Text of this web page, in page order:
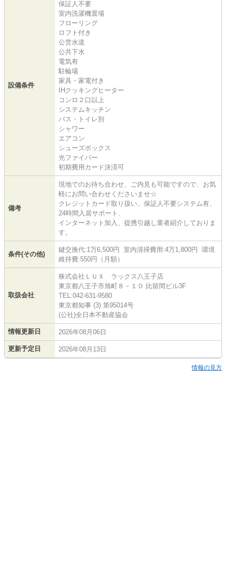
設備条件
保証人不要
室内洗濯機置場
フローリング
ロフト付き
公営水道
公共下水
電気有
駐輪場
家具・家電付き
IHクッキングヒーター
コンロ２口以上
システムキッチン
バス・トイレ別
シャワー
エアコン
シューズボックス
光ファイバー
初期費用カード決済可
備考
現地でのお待ち合わせ、ご内見も可能ですので、お気
軽にお問い合わせくださいませ☆
クレジットカード取り扱い、保証人不要システム有、
24時間入居サポート、
インターネット加入、提携引越し業者紹介しておりま
す。
条件(その他)
鍵交換代:1万6,500円 室内清掃費用:4万1,800円 環境
維持費:550円（月額）
取扱会社
株式会社ＬＵＸ ラックス八王子店
東京都八王子市旭町８－１０ 比留間ビル3F
TEL:042-631-9580
東京都知事 (3) 第95014号
(公社)全日本不動産協会
情報更新日 2026年08月06日
更新予定日 2026年08月13日
情報の見方